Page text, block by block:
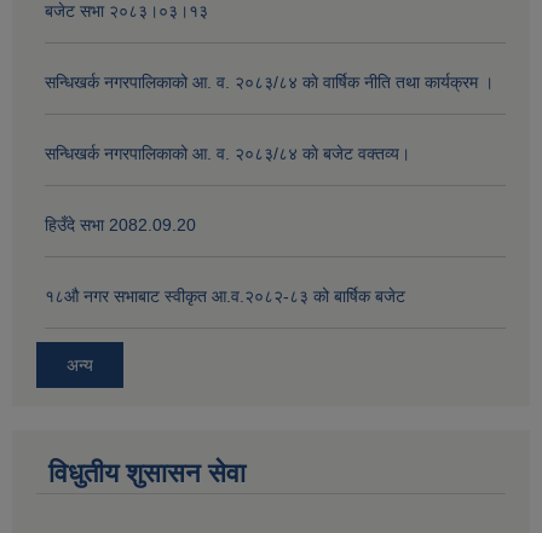
बजेट सभा २०८३।०३।१३
सन्धिखर्क नगरपालिकाको आ. व. २०८३/८४ काे वार्षिक नीति तथा कार्यक्रम ।
सन्धिखर्क नगरपालिकाको आ. व. २०८३/८४ काे बजेट वक्तव्य।
हिउँदे सभा 2082.09.20
१८‍औ नगर सभाबाट स्वीकृत आ.व.२०८२-८३ को बार्षिक बजेट
अन्य
विधुतीय शुसासन सेवा